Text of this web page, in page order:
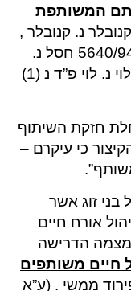
המשותפת
יעקבי וקנובלר נ. קנובלר ,
פד”י מ”ט (3) 529, וכן ראה – ע”א 5640/94 חסל נ.
חסל פד”י נ’ (4) 250; ע”א 819/94 לוי נ. לוי פ”ד נ (1)
חזקת השיתוף
כי עיקרם –
זוג אשר
אורח חיים
הדרישה
חיים משותפים
ממשי . (ע”א